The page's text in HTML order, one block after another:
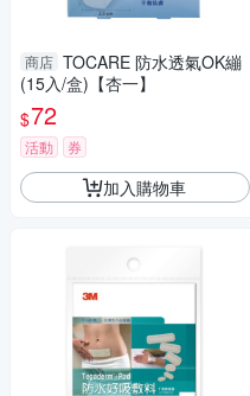
商店 TOCARE 防水透氣OK繃
(15入/盒)【杏一】
$72
活動 券
加入購物車